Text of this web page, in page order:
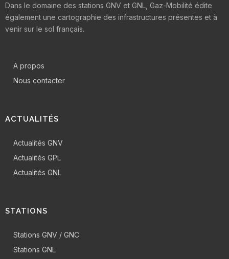
Dans le domaine des stations GNV et GNL, Gaz-Mobilité édite
également une cartographie des infrastructures présentes et à
venir sur le sol français.
A propos
Nous contacter
ACTUALITÉS
Actualités GNV
Actualités GPL
Actualités GNL
STATIONS
Stations GNV / GNC
Stations GNL